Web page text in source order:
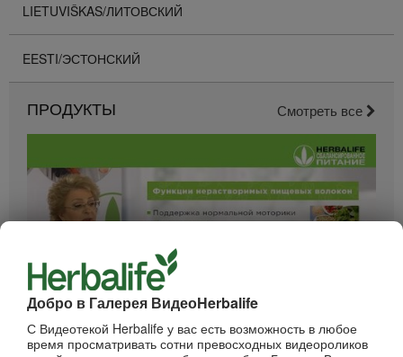
Добро в Галерея ВидеоHerbalife
С Видеотекой Herbalife у вас есть возможность в любое
время просматривать сотни превосходных видеороликов
LIETUVIŠKAS/ЛИТОВСКИЙ
EESTI/ЭСТОНСКИЙ
ПРОДУКТЫ Смотреть все
Вебинар - Пищеварение